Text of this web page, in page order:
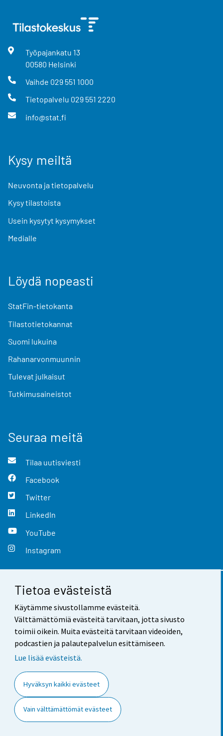
Tietoa evästeistä
Käytämme sivustollamme evästeitä.
Välttämättömiä evästeitä tarvitaan, jotta sivusto
toimii oikein. Muita evästeitä tarvitaan videoiden,
podcastien ja palautepalvelun esittämiseen.
Lue lisää evästeistä.
Hyväksyn kaikki evästeet
Vain välttämättömät evästeet
Työpajankatu 13
00580 Helsinki
Vaihde 029 551 1000
Tietopalvelu 029 551 2220
info@stat.fi
Kysy meiltä
Neuvonta ja tietopalvelu
Kysy tilastoista
Usein kysytyt kysymykset
Medialle
Löydä nopeasti
StatFin-tietokanta
Tilastotietokannat
Suomi lukuina
Rahanarvonmuunnin
Tulevat julkaisut
Tutkimusaineistot
Seuraa meitä
Tilaa uutisviesti
Facebook
Twitter
LinkedIn
YouTube
Instagram
Yhteystiedot
Palaute
Käyttöehdot
Saavutettavuus
Tietoa sivustosta
Evästeasetukset